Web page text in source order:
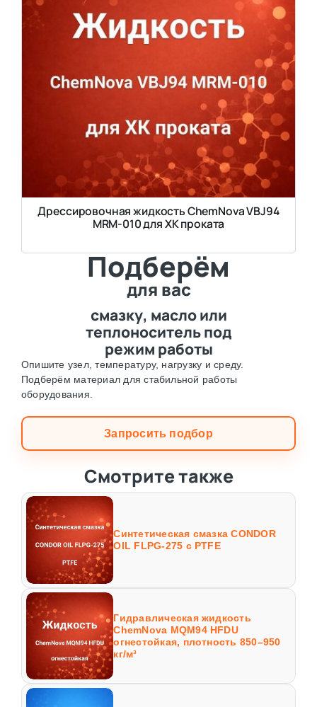
Дрессировочная жидкость ChemNova VBJ94
MRM-010 для ХК проката
Подберём
для вас
смазку, масло или
теплоноситель под
режим работы
Опишите узел, температуру, нагрузку и среду.
Подберём материал для стабильной работы
оборудования.
Запросить подбор
Смотрите также
Синтетическая смазка CONDOR
OIL FLPG-275 с PTFE
Гидравлическая жидкость
ChemNova MQM94 HFDU
огнестойкая, плотность 850–950
кг/м³